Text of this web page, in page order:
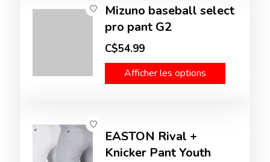
Mizuno baseball select
pro pant G2
C$54.99
Afficher les options
EASTON Rival +
Knicker Pant Youth